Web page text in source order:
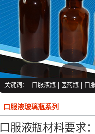
关键词： 口服液瓶 医药瓶 口
口服液玻璃瓶系列
口服液瓶材料要求